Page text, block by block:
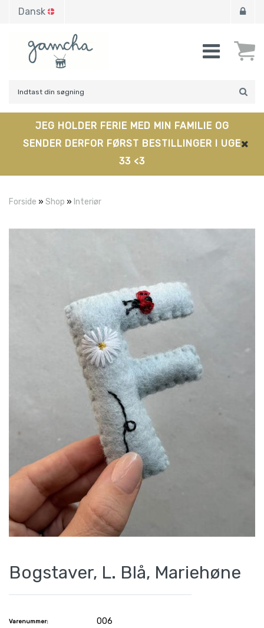
Dansk
JEG HOLDER FERIE MED MIN FAMILIE OG
SENDER DERFOR FØRST BESTILLINGER I UGE
33 <3
Forside » Shop » Interiør
Bogstaver, L. Blå, Mariehøne
Varenummer: 006